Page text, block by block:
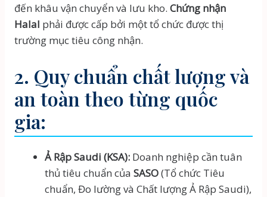
đến khâu vận chuyển và lưu kho. Chứng nhận
Halal phải được cấp bởi một tổ chức được thị
trường mục tiêu công nhận.
2. Quy chuẩn chất lượng và
an toàn theo từng quốc
gia:
Ả Rập Saudi (KSA):Doanh nghiệp cần tuân
thủ tiêu chuẩn của SASO(Tổ chức Tiêu
chuẩn, Đo lường và Chất lượng Ả Rập Saudi),